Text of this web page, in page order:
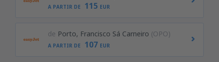
A PARTIR DE 115 EUR
de Porto, Francisco Sá Carneiro (OPO)
A PARTIR DE 107 EUR